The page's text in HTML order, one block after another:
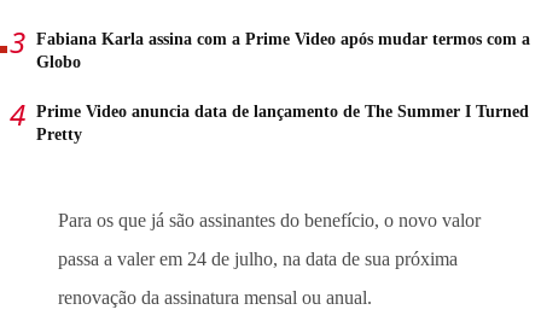
Fabiana Karla assina com a Prime Video após mudar termos com a
Globo
Prime Video anuncia data de lançamento de The Summer I Turned
Pretty
Para os que já são assinantes do benefício, o novo valor
passa a valer em 24 de julho, na data de sua próxima
renovação da assinatura mensal ou anual.